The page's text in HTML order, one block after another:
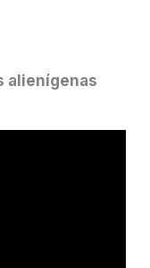
alienígenas